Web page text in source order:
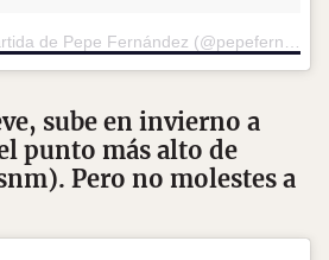
sube en invierno a
punto más alto de
Pero no molestes a